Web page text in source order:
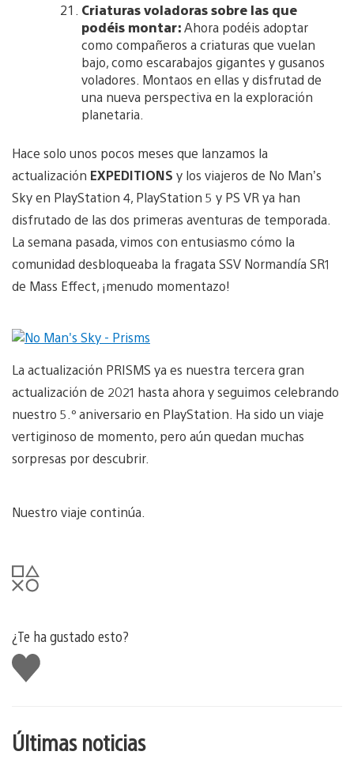
Criaturas voladoras sobre las que
podéis montar:Ahora podéis adoptar
como compañeros a criaturas que vuelan
bajo, como escarabajos gigantes y gusanos
voladores. Montaos en ellas y disfrutad de
una nueva perspectiva en la exploración
planetaria.
Hace solo unos pocos meses que lanzamos la
actualización EXPEDITIONS y los viajeros de No Man’s
Sky en PlayStation 4, PlayStation 5 y PS VR ya han
disfrutado de las dos primeras aventuras de temporada.
La semana pasada, vimos con entusiasmo cómo la
comunidad desbloqueaba la fragata SSV Normandía SR1
de Mass Effect, ¡menudo momentazo!
La actualización PRISMS ya es nuestra tercera gran
actualización de 2021 hasta ahora y seguimos celebrando
nuestro 5.º aniversario en PlayStation. Ha sido un viaje
vertiginoso de momento, pero aún quedan muchas
sorpresas por descubrir.
Nuestro viaje continúa.
¿Te ha gustado esto?
Me
gusta
esto
Últimas noticias